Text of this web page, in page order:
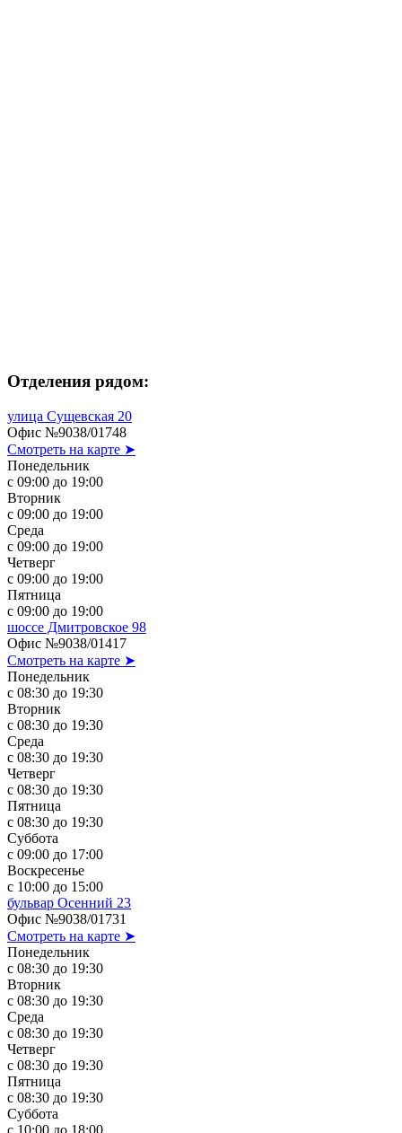
Отделения рядом:
улица Сущевская 20
Офис №9038/01748
Смотреть на карте ➤
Понедельник
с 09:00 до 19:00
Вторник
с 09:00 до 19:00
Среда
с 09:00 до 19:00
Четверг
с 09:00 до 19:00
Пятница
с 09:00 до 19:00
шоссе Дмитровское 98
Офис №9038/01417
Смотреть на карте ➤
Понедельник
с 08:30 до 19:30
Вторник
с 08:30 до 19:30
Среда
с 08:30 до 19:30
Четверг
с 08:30 до 19:30
Пятница
с 08:30 до 19:30
Суббота
с 09:00 до 17:00
Воскресенье
с 10:00 до 15:00
бульвар Осенний 23
Офис №9038/01731
Смотреть на карте ➤
Понедельник
с 08:30 до 19:30
Вторник
с 08:30 до 19:30
Среда
с 08:30 до 19:30
Четверг
с 08:30 до 19:30
Пятница
с 08:30 до 19:30
Суббота
с 10:00 до 18:00